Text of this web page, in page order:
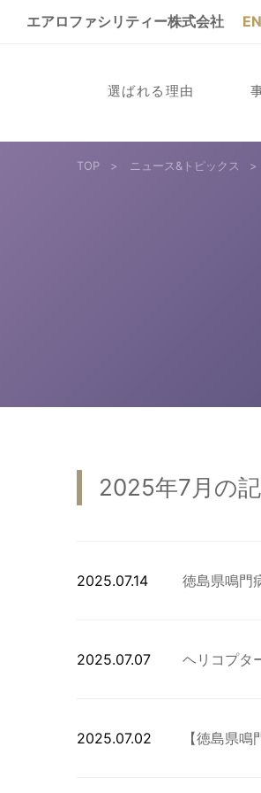
エアロファシリティー株式会社 EN
選ばれる理由
TOP > ニュース&トピックス >
2025年7月の
2025.07.14 徳島県鳴門
2025.07.07 ヘリコプ
2025.07.02 【徳島県